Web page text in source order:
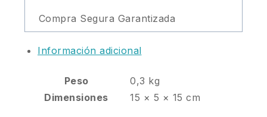
Compra Segura Garantizada
Información adicional
Peso
0,3 kg
Dimensiones
15 × 5 × 15 cm